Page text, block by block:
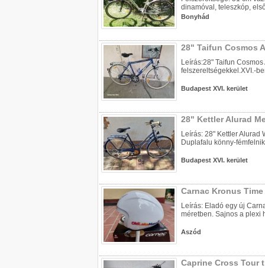
dinamóval, teleszkóp,
Bonyhád
28" Taifun Cosmos
Leírás:28" Taifun
felszereltségekkel.XVI.-
Budapest XVI. kerület
28" Kettler Alurad
Leírás: 28" Kettler Alurad
Duplafalu könny-
Budapest XVI. kerület
Carnac Kronus
Leírás: Eladó egy új
méretben. Sajnos a plexi
Aszód
Caprine Cross Tour